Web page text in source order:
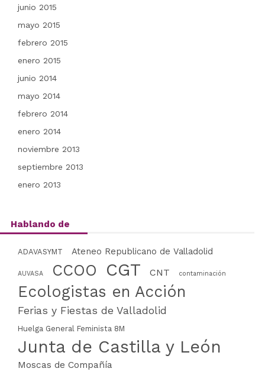
junio 2015
mayo 2015
febrero 2015
enero 2015
junio 2014
mayo 2014
febrero 2014
enero 2014
noviembre 2013
septiembre 2013
enero 2013
Hablando de
ADAVASYMT Ateneo Republicano de Valladolid
AUVASA CCOO CGT CNT contaminación
Ecologistas en Acción
Ferias y Fiestas de Valladolid
Huelga General Feminista 8M
Junta de Castilla y León
Moscas de Compañía